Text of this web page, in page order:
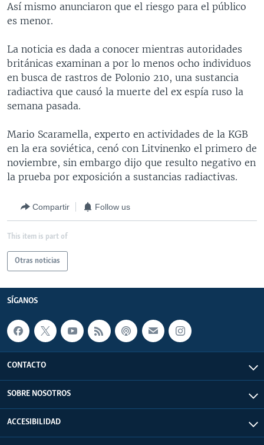
CIENCIA Y SALUD
VISIÓN 360
PANORAMA
AUDIONOTICIAS
ESTADOS UNIDOS AL DÍA
EL MUNDO AL DÍA [RADIO]
FORO [RADIO]
NOTA ECONÓMICA
ENTRETENIMIENTO
DOCUMENTALES DE LA VOA
SÍGANOS
Idiomas
Así mismo anunciaron que el riesgo para el público
es menor.
La noticia es dada a conocer mientras autoridades
británicas examinan a por lo menos ocho individuos
en busca de rastros de Polonio 210, una sustancia
radiactiva que causó la muerte del ex espía ruso la
semana pasada.
Mario Scaramella, experto en actividades de la KGB
en la era soviética, cenó con Litvinenko el primero de
noviembre, sin embargo dijo que resulto negativo en
la prueba por exposición a sustancias radiactivas.
Compartir Follow us
This item is part of
Otras noticias
SÍGANOS
CONTACTO
SOBRE NOSOTROS
ACCESIBILIDAD